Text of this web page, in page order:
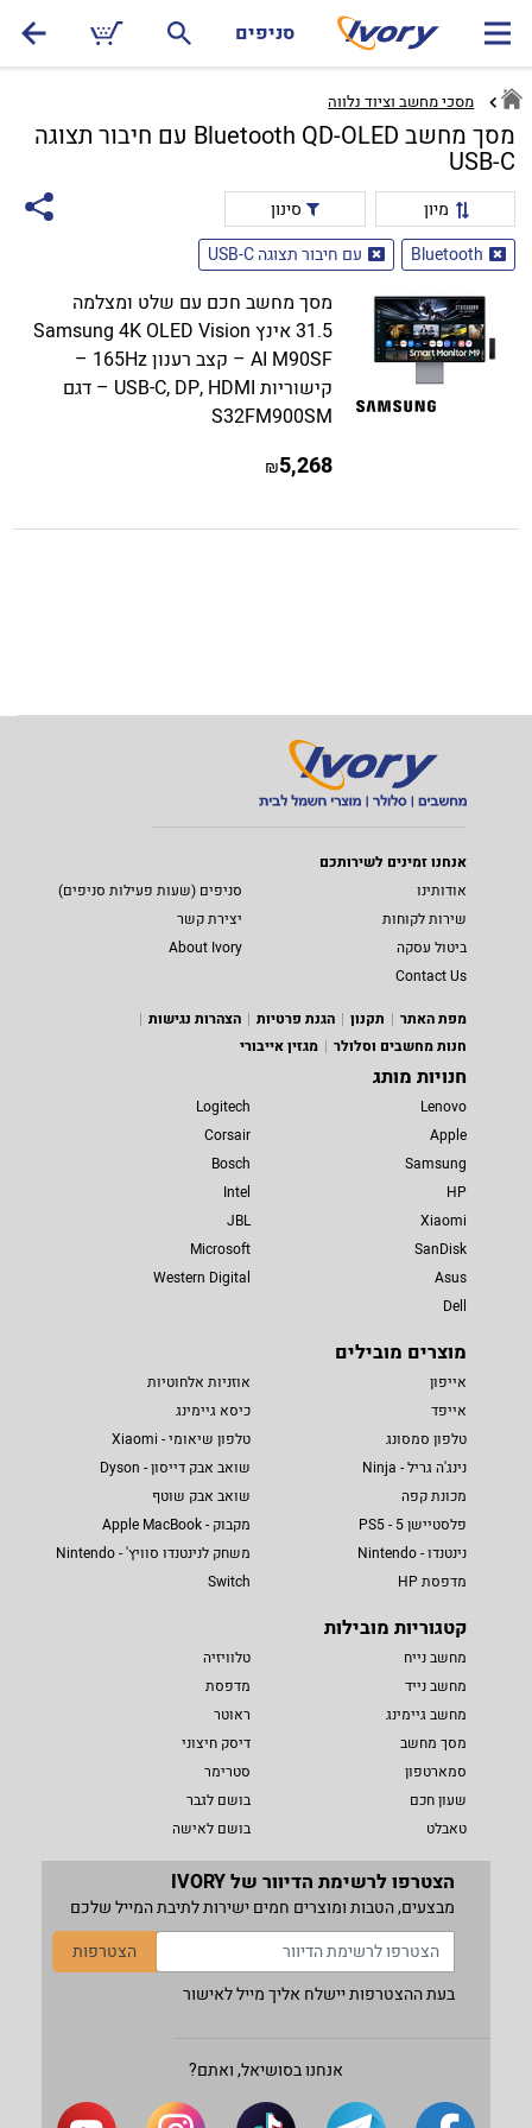
סניפים
מסכי מחשב וציוד נלווה
מסך מחשב Bluetooth QD-OLED עם חיבור תצוגה
USB-C
מיון
סינון
Bluetooth
עם חיבור תצוגה USB-C
מסך מחשב חכם עם שלט ומצלמה
31.5 אינץ Samsung 4K OLED Vision
AI M90SF – קצב רענון 165Hz –
קישוריות USB-C, DP, HDMI – דגם
S32FM900SM
5,268
₪
אנחנו זמינים לשירותכם
אודותינו
סניפים (שעות פעילות סניפים)
שירות לקוחות
יצירת קשר
ביטול עסקה
About Ivory
Contact Us
מפת האתר
תקנון הגנת פרטיות
הצהרות נגישות
חנות מחשבים וסלולר
מגזין אייבורי
חנויות מותג
Lenovo
Apple
Samsung
HP
Xiaomi
SanDisk
Asus
Dell
Logitech
Corsair
Bosch
Intel
JBL
Microsoft
Western Digital
מוצרים מובילים
אייפון
אייפד
טלפון סמסונג
נינג'ה גריל - Ninja
מכונת קפה
פלסטיישן 5 - PS5
נינטנדו - Nintendo
מדפסת HP
אוזניות אלחוטיות
כיסא גיימינג
טלפון שיאומי - Xiaomi
שואב אבק דייסון - Dyson
שואב אבק שוטף
מקבוק - Apple MacBook
משחק לנינטנדו סוויץ' - Nintendo
Switch
קטגוריות מובילות
מחשב נייח
מחשב נייד
מחשב גיימינג
מסך מחשב
סמארטפון
שעון חכם
טאבלט
טלוויזיה
מדפסת
ראוטר
דיסק חיצוני
סטרימר
בושם לגבר
בושם לאישה
הצטרפו לרשימת הדיוור של IVORY
מבצעים, הטבות ומוצרים חמים ישירות לתיבת המייל שלכם
הצטרפות
בעת ההצטרפות יישלח אליך מייל לאישור
אנחנו בסושיאל, ואתם?